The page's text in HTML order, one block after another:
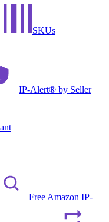
SKUs
IP-Alert® by Seller
Free Amazon IP-